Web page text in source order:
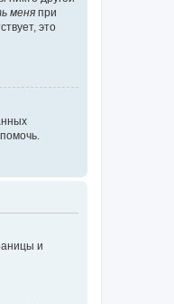
меня при
это
и